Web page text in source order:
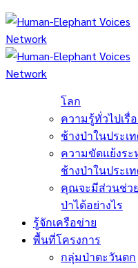
โลก
ความรู้ทั่วไปเรื่
ช้างป่าในประเ
ความขัดแย้งระ
ช้างป่าในประเ
คุณจะมีส่วนช่ว
ป่าได้อย่างไร
รู้จักเครือข่าย
พื้นที่โครงการ
กลุ่มป่าตะวันตก